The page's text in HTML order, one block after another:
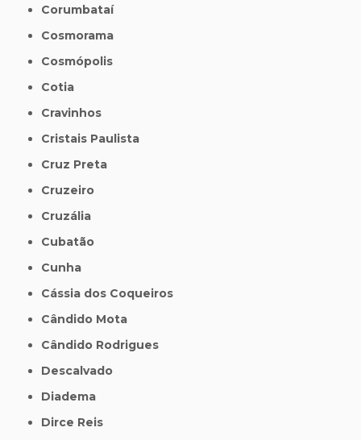
Corumbataí
Cosmorama
Cosmópolis
Cotia
Cravinhos
Cristais Paulista
Cruz Preta
Cruzeiro
Cruzália
Cubatão
Cunha
Cássia dos Coqueiros
Cândido Mota
Cândido Rodrigues
Descalvado
Diadema
Dirce Reis